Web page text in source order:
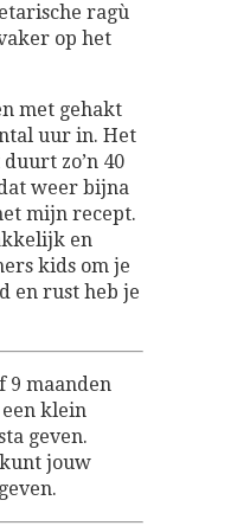
ragù
op het
met gehakt
uur in. Het
zo’n 40
weer bijna
mijn recept.
en
kids om je
en rust heb je
9 maanden
klein
geven.
jouw